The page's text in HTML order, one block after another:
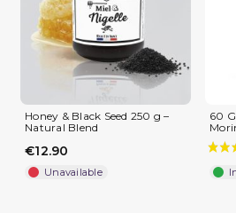
Honey & Black Seed 250 g –
Natural Blend
€12.90
Unavailable
60